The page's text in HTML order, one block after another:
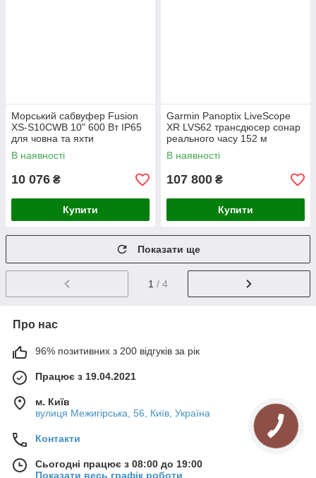
Морський сабвуфер Fusion
XS-S10CWB 10" 600 Вт IP65
для човна та яхти
В наявності
10 076 ₴
Купити
Garmin Panoptix LiveScope
XR LVS62 трансдюсер сонар
реального часу 152 м
В наявності
107 800 ₴
Купити
Показати ще
1 / 4
Про нас
96% позитивних з 200 відгуків за рік
Працює з 19.04.2021
м. Київ
вулиця Межигірська, 56, Київ, Україна
Контакти
Сьогодні працює з 08:00 до 19:00
Показати весь графік роботи